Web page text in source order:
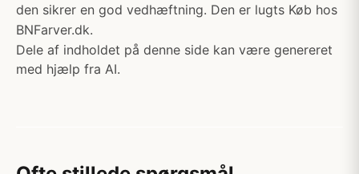
den sikrer en god vedhæftning. Den er lugts Køb hos
BNFarver.dk.
Dele af indholdet på denne side kan være genereret
med hjælp fra AI.